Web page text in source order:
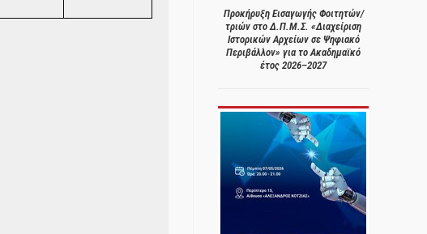
Προκήρυξη Εισαγωγής Φοιτητών/
τριών στο Δ.Π.Μ.Σ. «Διαχείριση
Ιστορικών Αρχείων σε Ψηφιακό
Περιβάλλον» για το Ακαδημαϊκό
έτος 2026–2027